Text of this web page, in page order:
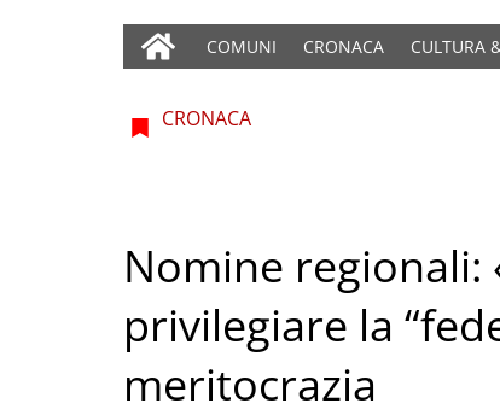
COMUNI CRONACA CULTURA
CRONACA
Nomine
privilegiare la
meritocrazia